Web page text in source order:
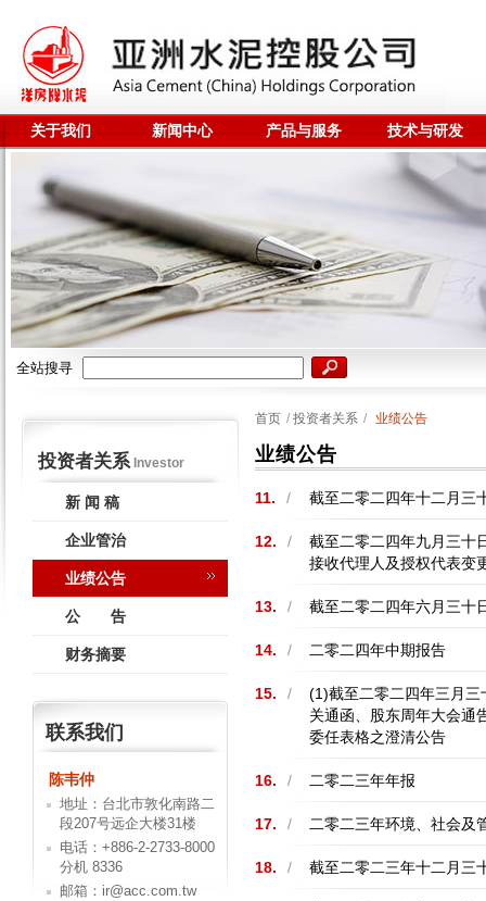
关于我们 新闻中心 产品与服务 技术与研发
全站搜寻
投资者关系Investor
新 闻 稿
企业管治
业绩公告
公 告
财务摘要
联系我们
陈韦仲
地址：台北市敦化南路二
段207号远企大楼31楼
电话：+886-2-2733-8000
分机 8336
邮箱：ir@acc.com.tw
首页 / 投资者关系 / 业绩公告
业绩公告
11. / 截至二零二四年十二月三
12. /
截至二零二四年九月三十
接收代理人及授权代表变
13. / 截至二零二四年六月三十
14. / 二零二四年中期报告
15. /
(1)截至二零二四年三月
关通函、股东周年大会通
委任表格之澄清公告
16. / 二零二三年年报
17. / 二零二三年环境、社会及
18. / 截至二零二三年十二月三